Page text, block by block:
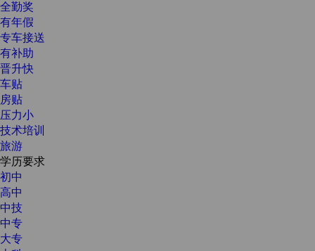
全勤奖
有年假
专车接送
有补助
晋升快
车贴
房贴
压力小
技术培训
旅游
学历要求
初中
高中
中技
中专
大专